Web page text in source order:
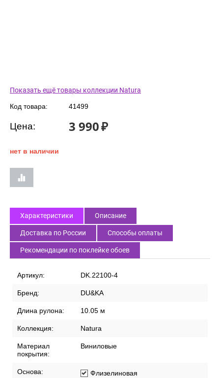
Показать ещё товары коллекции Natura
Код товара: 41499
Цена: 3 990₽
нет в наличии
Характеристики Описание
Доставка по России Способы оплаты
Рекомендации по поклейке обоев
Артикул: DK.22100-4
Бренд: DU&KA
Длина рулона: 10.05 м
Коллекция: Natura
Материал
покрытия:
Виниловые
Основа: Флизелиновая